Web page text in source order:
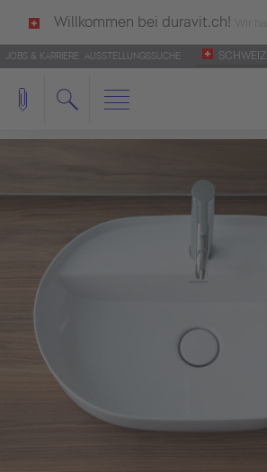
Willkommen bei duravit.ch!
deutsch als Ihre Sprache erkannt.
Français Italiano
JOBS & KARRIERE AUSSTELLUNGSSUCHE SCHWEIZ